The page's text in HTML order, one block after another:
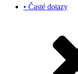
• Časté dotazy